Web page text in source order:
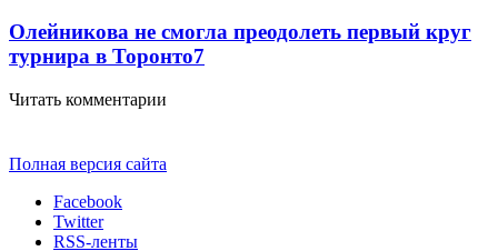
Олейникова не смогла преодолеть первый круг
турнира в Торонто7
Читать комментарии
Полная версия сайта
Facebook
Twitter
RSS-ленты